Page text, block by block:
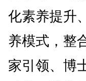
化素养提升
养模式，整
家引领、博